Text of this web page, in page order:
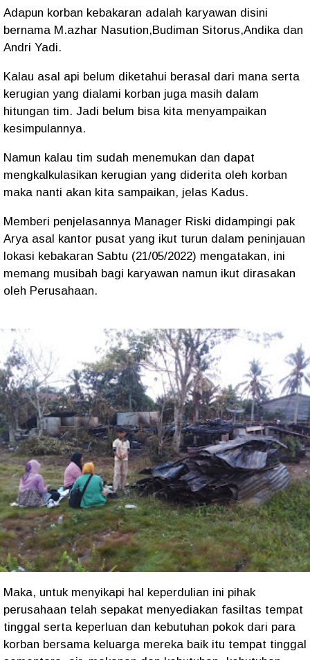
Adapun korban kebakaran adalah karyawan disini
bernama M.azhar Nasution,Budiman Sitorus,Andika dan
Andri Yadi.
Kalau asal api belum diketahui berasal dari mana serta
kerugian yang dialami korban juga masih dalam
hitungan tim. Jadi belum bisa kita menyampaikan
kesimpulannya.
Namun kalau tim sudah menemukan dan dapat
mengkalkulasikan kerugian yang diderita oleh korban
maka nanti akan kita sampaikan, jelas Kadus.
Memberi penjelasannya Manager Riski didampingi pak
Arya asal kantor pusat yang ikut turun dalam peninjauan
lokasi kebakaran Sabtu (21/05/2022) mengatakan, ini
memang musibah bagi karyawan namun ikut dirasakan
oleh Perusahaan.
Maka, untuk menyikapi hal keperdulian ini pihak
perusahaan telah sepakat menyediakan fasiltas tempat
tinggal serta keperluan dan kebutuhan pokok dari para
korban bersama keluarga mereka baik itu tempat tinggal